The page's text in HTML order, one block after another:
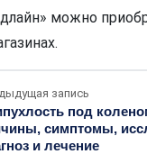
можно
запись
под
симптомы,
и лечение